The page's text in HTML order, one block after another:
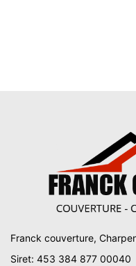
Franck couverture,
Siret: 453 384 877 00040